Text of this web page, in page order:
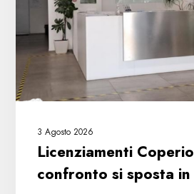
Regione
3 Agosto 2026
Licenziamenti
confronto si sposta in